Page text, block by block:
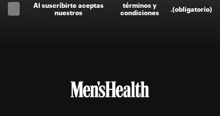
Al suscríbirte aceptas
nuestros
términos y
condiciones
(obligatorio)